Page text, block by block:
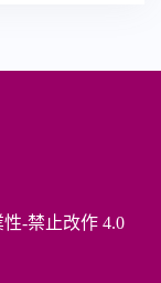
-禁止改作 4.0